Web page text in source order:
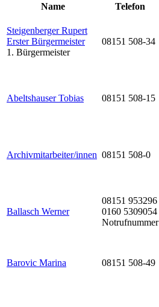
Name
Telefon
Steigenberger Rupert
Erster Bürgermeister
1. Bürgermeister
08151 508-34
Abeltshauser Tobias 08151 508-15
Archivmitarbeiter/innen 08151 508-0
Ballasch Werner
08151 953296
0160 5309054
Notrufnummer
Barovic Marina 08151 508-49